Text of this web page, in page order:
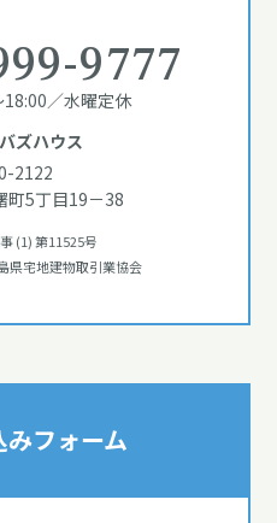
9777
／水曜定休
ズハウス
2122
町5丁目19－38
(1) 第11525号
県宅地建物取引業協会
フォーム